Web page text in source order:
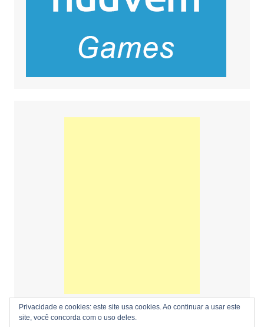
Privacidade e cookies: este site usa cookies. Ao continuar a usar este
site, você concorda com o uso deles.